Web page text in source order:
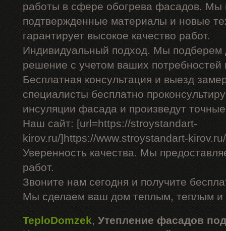
работы в сфере обогрева фасадов. Мы
подтвержденные материалы и новые
гарантирует высокое качество работ.
Индивидуальный подход. Мы подберем
решение с учетом ваших
Бесплатная консультация и выезд
специалисты бесплатно
инсуляции фасада и произведут
Наш сайт: [url=https://stroystandart-
kirov.ru/]https://www.stroystandart-
Уверенность качества. Мы
работ.
Звоните нам сегодня и получите
Мы сделаем ваш дом теплым, теплым и
TeploDomzek, Утепление фасадов под